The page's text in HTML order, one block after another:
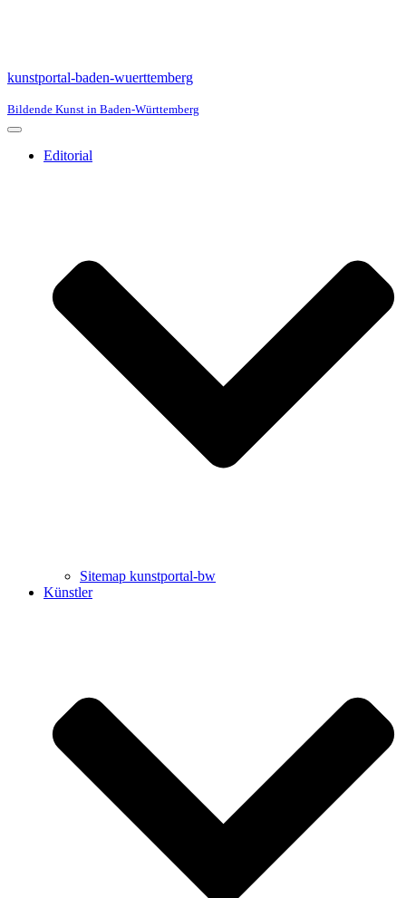
Uli Rothfuss
Harald Schwiers
Buchbesprechungen von Harald Schwiers
Haralds Streifzüge
Hörtipps von Harald Schwiers
Kunstausflüge mit Sigrid Balke
Marc Peschke – Out of The Länd
Buchtipps von Uli Rothfuss
kunstportal-baden-wuerttemberg
Bildende Kunst in Baden-Württemberg
Navigationsmenü
Editorial
Sitemap kunstportal-bw
Künstler